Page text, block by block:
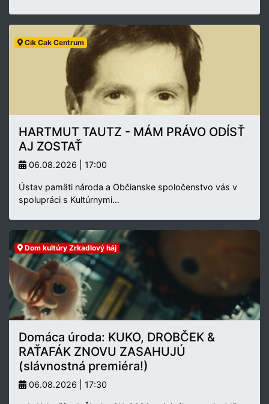
Cik Cak Centrum
HARTMUT TAUTZ - MÁM PRÁVO ODÍSŤ
AJ ZOSTAŤ
06.08.2026 | 17:00
Ústav pamäti národa a Občianske spoločenstvo vás v
spolupráci s Kultúrnymi…
Dom kultúry Zrkadlový háj
Domáca úroda: KUKO, DROBČEK &
RAŤAFÁK ZNOVU ZASAHUJÚ
(slávnostná premiéra!)
06.08.2026 | 17:30